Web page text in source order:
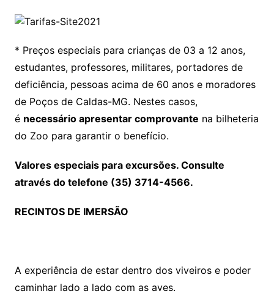
* Preços especiais para crianças de 03 a 12 anos,
estudantes, professores, militares, portadores de
deficiência, pessoas acima de 60 anos e moradores
de Poços de Caldas-MG. Nestes casos,
é necessário apresentar comprovante na bilheteria
do Zoo para garantir o benefício.
Valores especiais para excursões. Consulte
através do telefone (35) 3714-4566.
RECINTOS DE IMERSÃO
A experiência de estar dentro dos viveiros e poder
caminhar lado a lado com as aves.